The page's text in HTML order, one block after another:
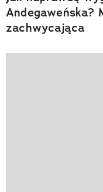
Andegaweńska?
zachwycająca